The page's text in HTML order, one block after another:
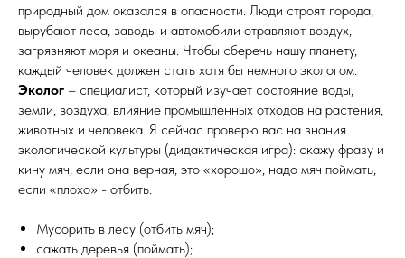
природный дом оказался в опасности. Люди строят города,
вырубают леса, заводы и автомобили отравляют воздух,
загрязняют моря и океаны. Чтобы сберечь нашу планету,
каждый человек должен стать хотя бы немного экологом.
Эколог – специалист, который изучает состояние воды,
земли, воздуха, влияние промышленных отходов на растения,
животных и человека. Я сейчас проверю вас на знания
экологической культуры (дидактическая игра): скажу фразу и
кину мяч, если она верная, это «хорошо», надо мяч поймать,
если «плохо» - отбить.
Мусорить в лесу (отбить мяч);
сажать деревья (поймать);